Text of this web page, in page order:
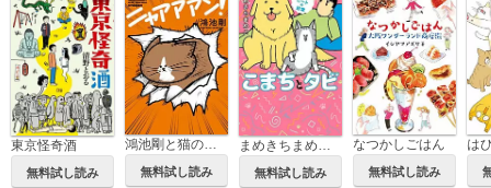
東京怪奇酒
無料試し読み
鴻池剛と猫のぽんた ニャアアアン！
無料試し読み
まめきちまめこニートの日常 こまちとタビ
無料試し読み
なつかしごはん
無料試し読み